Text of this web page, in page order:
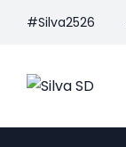
#Silva2526